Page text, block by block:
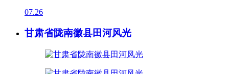
07.26
甘肃省陇南徽县田河风光